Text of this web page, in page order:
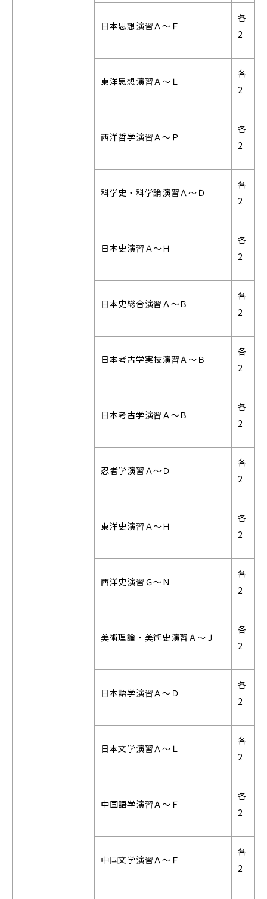
日本思想演習Ａ～Ｆ
各
2
東洋思想演習Ａ～Ｌ
各
2
西洋哲学演習Ａ～Ｐ
各
2
科学史・科学論演習Ａ～Ｄ
各
2
日本史演習Ａ～Ｈ
各
2
日本史総合演習Ａ～Ｂ
各
2
日本考古学実技演習Ａ～Ｂ
各
2
日本考古学演習Ａ～Ｂ
各
2
忍者学演習Ａ～Ｄ
各
2
東洋史演習Ａ～Ｈ
各
2
西洋史演習Ｇ～Ｎ
各
2
美術理論・美術史演習Ａ～Ｊ
各
2
日本語学演習Ａ～Ｄ
各
2
日本文学演習Ａ～Ｌ
各
2
中国語学演習Ａ～Ｆ
各
2
中国文学演習Ａ～Ｆ
各
2